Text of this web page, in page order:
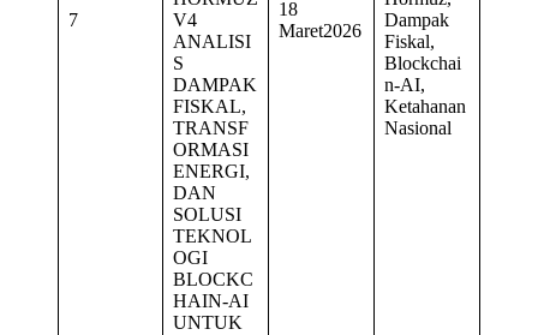
7
V4
ANALISI
S
DAMPAK
FISKAL,
TRANSF
ORMASI
ENERGI,
DAN
SOLUSI
TEKNOL
OGI
BLOCKC
HAIN-AI
UNTUK
18
Maret2026
Dampak
Fiskal,
Blockchai
n-AI,
Ketahanan
Nasional